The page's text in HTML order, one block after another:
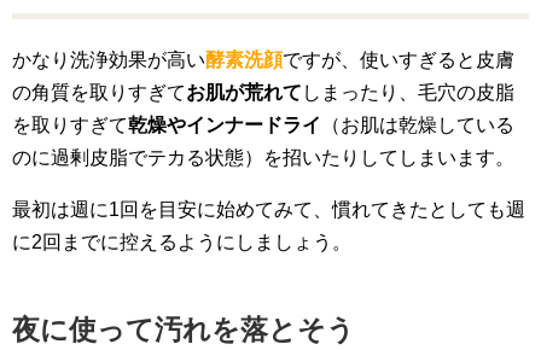
かなり洗浄効果が高い酵素洗顔ですが、使いすぎると皮膚
の角質を取りすぎてお肌が荒れて しまったり、毛穴の皮脂
を取りすぎて乾燥やインナードライ
（お肌は乾燥している
のに過剰皮脂でテカる状態）を招いたりしてしまいます。
最初は週に1回を目安に始めてみて、慣れてきたとしても週
に2回までに控えるようにしましょう。
夜に使って汚れを落とそう